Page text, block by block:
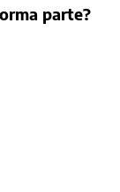
parte?